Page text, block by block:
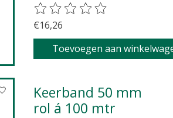
De beoordeling van dit
€16,26
Toevoegen aan
Keerband 50 mm
rol á 100 mtr